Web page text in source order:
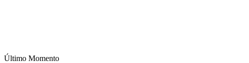
Último Momento